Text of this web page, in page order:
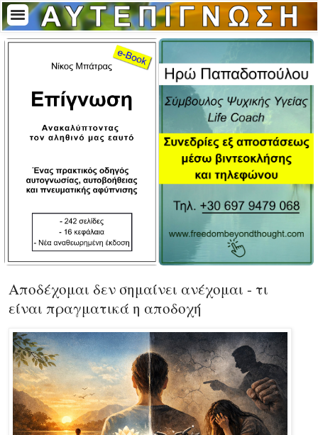
Αποδέχομαι δεν σημαίνει ανέχομαι - τι
είναι πραγματικά η αποδοχή